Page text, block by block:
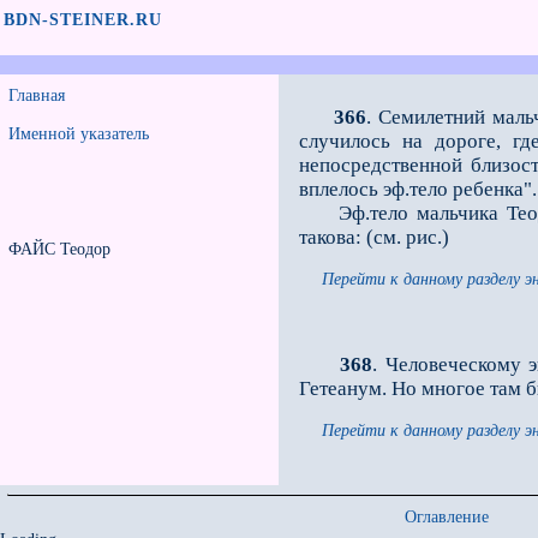
BDN-STEINER.RU
Главная
Именной указатель
ФАЙС Теодор
366. Семилетний
случилось на дороге,
непосредственной
вплелось эф.тело ребенка".
Эф.тело мальчика
такова: (см. рис.)
Перейти к данному разделу
368. Человеческому
Гетеанум. Но многое там
Перейти к данному разделу
Оглавление